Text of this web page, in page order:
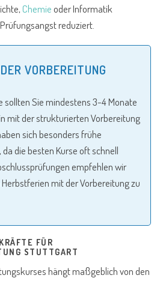
Chemieoder Informatik
reduziert.
VORBEREITUNG
sollten Sie mindestens 3-4 Monate
mit der strukturierten Vorbereitung
sich besonders frühe
die besten Kurse oft schnell
empfehlen wir
mit der Vorbereitung zu
FÜR
STUTTGART
hängt maßgeblich von den